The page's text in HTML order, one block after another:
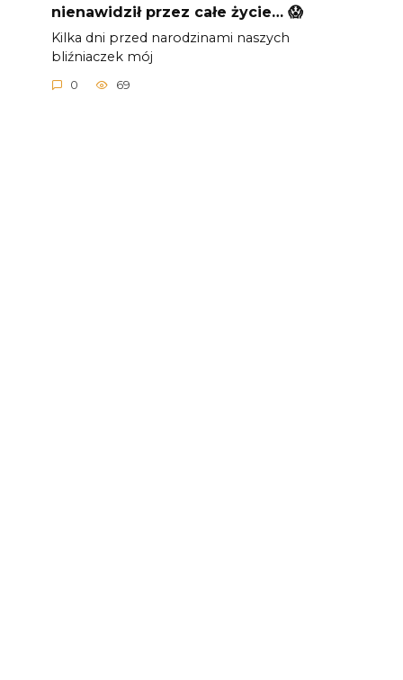
nienawidził przez całe życie… 😱
Kilka dni przed narodzinami naszych
bliźniaczek mój
0 69